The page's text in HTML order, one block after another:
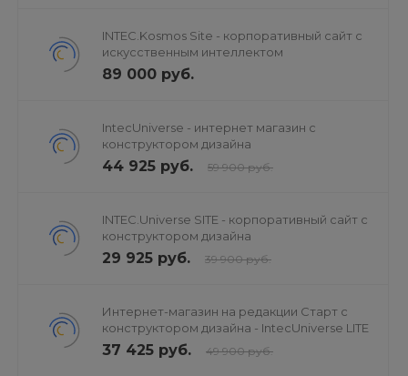
INTEC.Kosmos Site - корпоративный сайт с
искусственным интеллектом
89 000 руб.
IntecUniverse - интернет магазин с
конструктором дизайна
44 925 руб. 59 900 руб.
INTEC.Universe SITE - корпоративный сайт с
конструктором дизайна
29 925 руб. 39 900 руб.
Интернет-магазин на редакции Старт с
конструктором дизайна - IntecUniverse LITE
37 425 руб. 49 900 руб.